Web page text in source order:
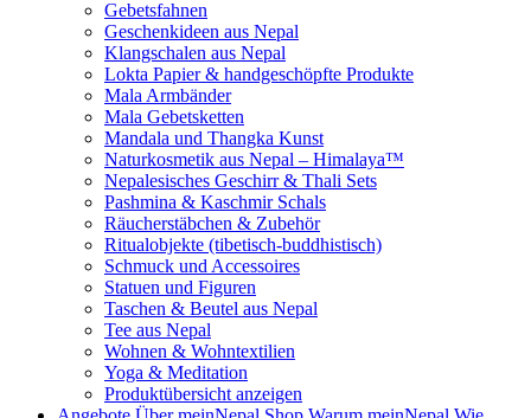
Gebetsfahnen
Geschenkideen aus Nepal
Klangschalen aus Nepal
Lokta Papier & handgeschöpfte Produkte
Mala Armbänder
Mala Gebetsketten
Mandala und Thangka Kunst
Naturkosmetik aus Nepal – Himalaya™
Nepalesisches Geschirr & Thali Sets
Pashmina & Kaschmir Schals
Räucherstäbchen & Zubehör
Ritualobjekte (tibetisch-buddhistisch)
Schmuck und Accessoires
Statuen und Figuren
Taschen & Beutel aus Nepal
Tee aus Nepal
Wohnen & Wohntextilien
Yoga & Meditation
Produktübersicht anzeigen